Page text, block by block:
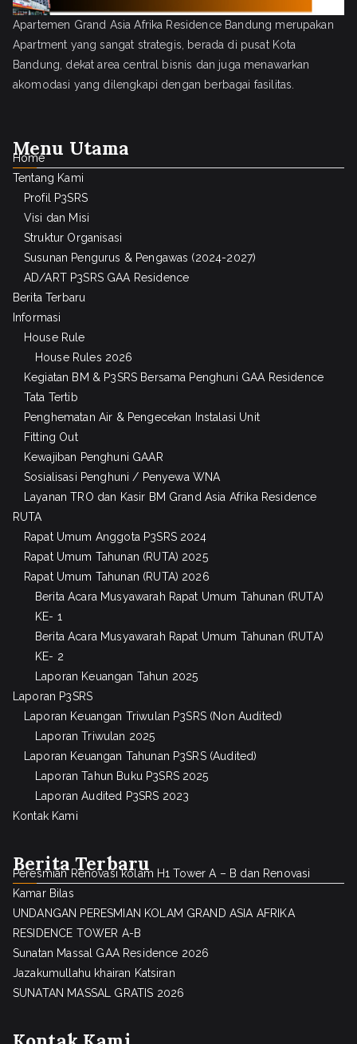
Apartemen Grand Asia Afrika Residence Bandung merupakan
Apartment yang sangat strategis, berada di pusat Kota
Bandung, dekat area central bisnis dan juga menawarkan
akomodasi yang dilengkapi dengan berbagai fasilitas.
Menu Utama
Home
Tentang Kami
Profil P3SRS
Visi dan Misi
Struktur Organisasi
Susunan Pengurus & Pengawas (2024-2027)
AD/ART P3SRS GAA Residence
Berita Terbaru
Informasi
House Rule
House Rules 2026
Kegiatan BM & P3SRS Bersama Penghuni GAA Residence
Tata Tertib
Penghematan Air & Pengecekan Instalasi Unit
Fitting Out
Kewajiban Penghuni GAAR
Sosialisasi Penghuni / Penyewa WNA
Layanan TRO dan Kasir BM Grand Asia Afrika Residence
RUTA
Rapat Umum Anggota P3SRS 2024
Rapat Umum Tahunan (RUTA) 2025
Rapat Umum Tahunan (RUTA) 2026
Berita Acara Musyawarah Rapat Umum Tahunan (RUTA)
KE- 1
Berita Acara Musyawarah Rapat Umum Tahunan (RUTA)
KE- 2
Laporan Keuangan Tahun 2025
Laporan P3SRS
Laporan Keuangan Triwulan P3SRS (Non Audited)
Laporan Triwulan 2025
Laporan Keuangan Tahunan P3SRS (Audited)
Laporan Tahun Buku P3SRS 2025
Laporan Audited P3SRS 2023
Kontak Kami
Berita Terbaru
Peresmian Renovasi kolam H1 Tower A – B dan Renovasi
Kamar Bilas
UNDANGAN PERESMIAN KOLAM GRAND ASIA AFRIKA
RESIDENCE TOWER A-B
Sunatan Massal GAA Residence 2026
Jazakumullahu khairan Katsiran
SUNATAN MASSAL GRATIS 2026